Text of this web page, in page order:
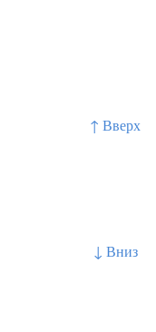
↑ Вверх
↓ Вниз